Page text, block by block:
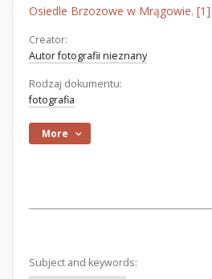
Osiedle Brzozowe w Mrągowie. [1]
Creator:
Autor fotografii nieznany
Rodzaj dokumentu:
fotografia
More
Subject and keywords: